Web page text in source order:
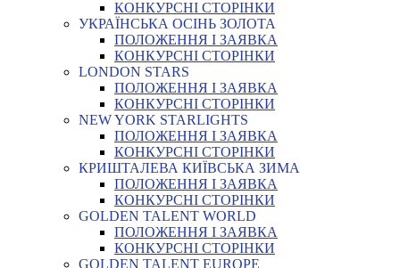
КОНКУРСНІ СТОРІНКИ
УКРАЇНСЬКА ОСІНЬ ЗОЛОТА
ПОЛОЖЕННЯ І ЗАЯВКА
КОНКУРСНІ СТОРІНКИ
LONDON STARS
ПОЛОЖЕННЯ І ЗАЯВКА
КОНКУРСНІ СТОРІНКИ
NEW YORK STARLIGHTS
ПОЛОЖЕННЯ І ЗАЯВКА
КОНКУРСНІ СТОРІНКИ
КРИШТАЛЕВА КИЇВСЬКА ЗИМА
ПОЛОЖЕННЯ І ЗАЯВКА
КОНКУРСНІ СТОРІНКИ
GOLDEN TALENT WORLD
ПОЛОЖЕННЯ І ЗАЯВКА
КОНКУРСНІ СТОРІНКИ
GOLDEN TALENT EUROPE